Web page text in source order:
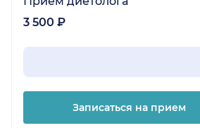
3 500 ₽
Записаться на прием